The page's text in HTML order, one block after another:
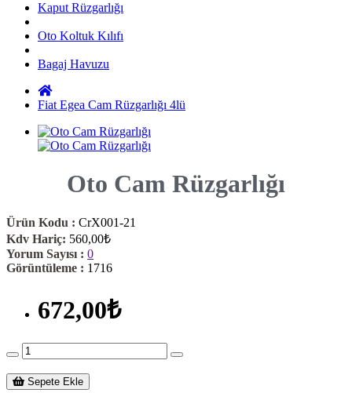
Kaput Rüzgarlığı
Oto Koltuk Kılıfı
Bagaj Havuzu
Fiat Egea Cam Rüzgarlığı 4lü
Oto Cam Rüzgarlığı
Ürün Kodu : CrX001-21
Kdv Hariç: 560,00₺
Yorum Sayısı : 0
Görüntüleme : 1716
672,00₺
Sepete Ekle